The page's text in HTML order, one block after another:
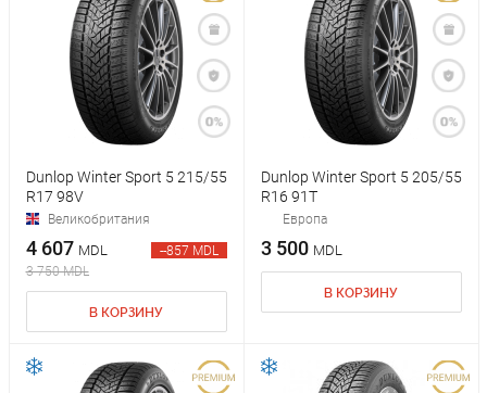
Dunlop Winter Sport 5 215/55
R17 98V
Великобритания
4 607 MDL
3 750 MDL
--857 MDL
В КОРЗИНУ
Dunlop Winter Sport 5 205/55
R16 91T
Европа
3 500 MDL
В КОРЗИНУ